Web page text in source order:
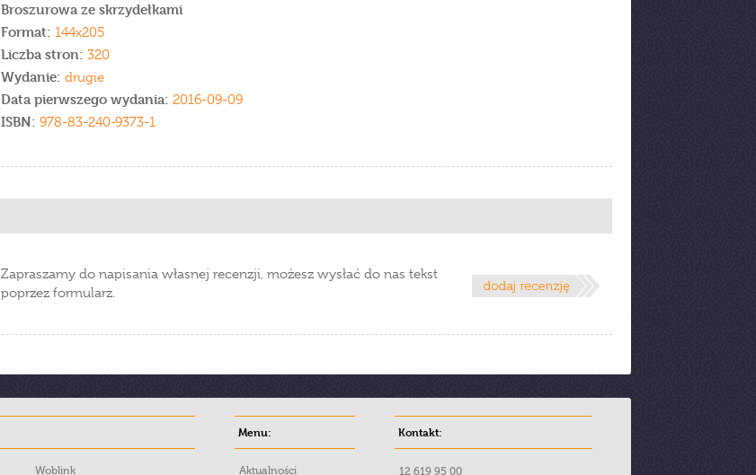
Broszurowa ze skrzydełkami
Format: 144x205
Liczba stron: 320
Wydanie: drugie
Data pierwszego wydania: 2016-09-09
ISBN: 978-83-240-9373-1
Zapraszamy do napisania własnej recenzji, możesz wysłać do nas tekst
poprzez formularz.
Woblink
Menu:
Aktualności
Kontakt:
12 619 95 00